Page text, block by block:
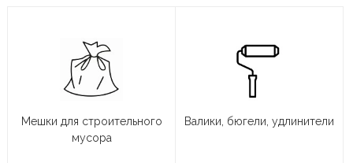
Мешки для строительного
мусора
Валики, бюгели, удлинители